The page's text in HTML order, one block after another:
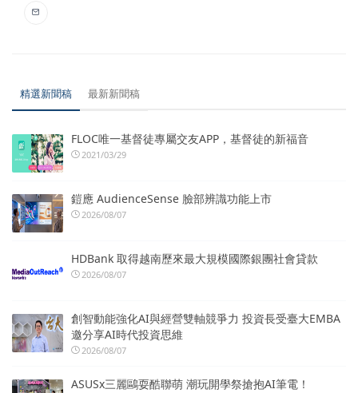
精選新聞稿 最新新聞稿
FLOC唯一基督徒專屬交友APP，基督徒的新福音
2021/03/29
鎧應 AudienceSense 臉部辨識功能上市
2026/08/07
HDBank 取得越南歷來最大規模國際銀團社會貸款
2026/08/07
創智動能強化AI與經營雙軸競爭力 投資長受臺大EMBA
邀分享AI時代投資思維
2026/08/07
ASUSx三麗鷗耍酷聯萌 潮玩開學祭搶抱AI筆電！